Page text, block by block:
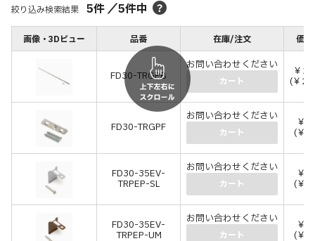
絞り込み検索結果 5件／5件中
画像・3Dビュー 品番 在庫/注文 価
FD30-TRGPB
お問い合わせください
カート
￥
(￥
FD30-TRGPF
お問い合わせください
カート
￥
(￥
FD30-35EV-
TRPEP-SL
お問い合わせください
カート
￥
(￥
FD30-35EV-
TRPEP-UM
お問い合わせください
カート
￥
(￥